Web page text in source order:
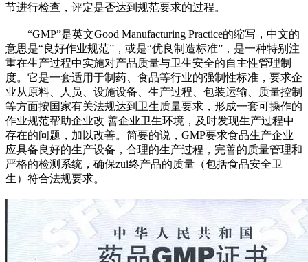
节进行检查，评定是否达到规范要求的过程。
“GMP”是英文Good Manufacturing Practice的缩写，中文的
意思是“良好作业规范”，或是“优良制造标准”，是一种特别注
重在生产过程中实施对产品质量与卫生安全的自主性管理制
度。它是一套适用于制药、食品等行业的强制性标准，要求企
业从原料、人员、设施设备、生产过程、包装运输、质量控制
等方面按国家有关法规达到卫生质量要求，形成一套可操作的
作业规范帮助企业改 善企业卫生环境，及时发现生产过程中
存在的问题，加以改善。简要的说，GMP要求食品生产企业
应具备良好的生产设备，合理的生产过程，完善的质量管理和
严格的检测系统，确保zui终产品的质量（包括食品安全卫
生）符合法规要求。